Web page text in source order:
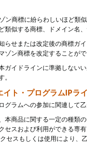
ン商標に紛らわしいほど類
類似する商標、ドメイン名
らせまたは改定後の商標ガ
ゾン商標を改定することが
ガイドラインに準拠しない
イト・プログラムIPラ
グラムへの参加に関連して
本商品に関する一定の種類
セスおよび利用ができる専
セスもしくは使用により